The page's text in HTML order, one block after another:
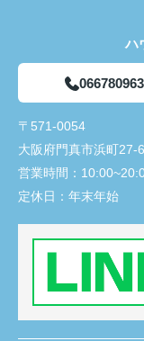
ハ
〒571-0054
大阪府門真市浜町27-6
営業時間：
定休日： 年末年始